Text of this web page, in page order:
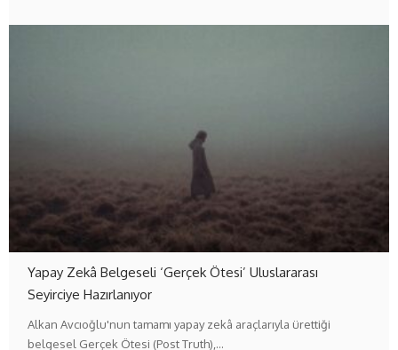
Yapay Zekâ Belgeseli ‘Gerçek Ötesi’ Uluslararası
Seyirciye Hazırlanıyor
Alkan Avcıoğlu'nun tamamı yapay zekâ araçlarıyla ürettiği
belgesel Gerçek Ötesi (Post Truth),…